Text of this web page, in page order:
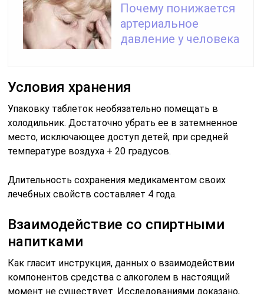
Почему понижается
артериальное
давление у человека
Условия хранения
Упаковку таблеток необязательно помещать в
холодильник. Достаточно убрать ее в затемненное
место, исключающее доступ детей, при средней
температуре воздуха + 20 градусов.
Длительность сохранения медикаментом своих
лечебных свойств составляет 4 года.
Взаимодействие со спиртными
напитками
Как гласит инструкция, данных о взаимодействии
компонентов средства с алкоголем в настоящий
момент не существует. Исследованиями доказано,